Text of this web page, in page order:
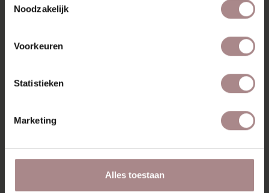
Noodzakelijk
Voorkeuren
Statistieken
Marketing
Alles toestaan
ZAKELIJK
RECENT BEKEKEN